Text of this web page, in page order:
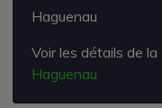
Haguenau
Voir les détails de la
Haguenau